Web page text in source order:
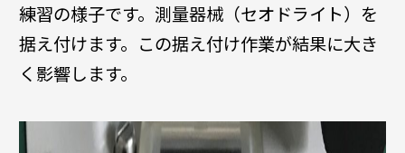
練習の様子です。測量器械（セオドライト）を
据え付けます。この据え付け作業が結果に大き
く影響します。